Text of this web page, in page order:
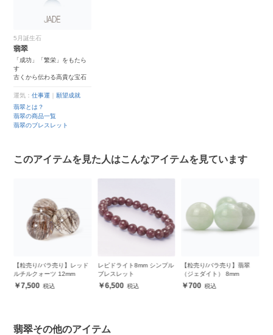
5月誕生石
翡翠
「成功」「繁栄」をもたら
す
古くから伝わる高貴な宝石
運気：仕事運
願望成就
翡翠とは？
翡翠の商品一覧
翡翠のブレスレット
このアイテムを見た人はこんなアイテムを見ています
レピドライト8mm シンプル
ブレスレット
6,500
【粒売り/バラ売り】翡翠
（ジェダイト） 8mm
700
【パック】三大ヒーリング
セット（各1粒）
11,280
翡翠その他のアイテム